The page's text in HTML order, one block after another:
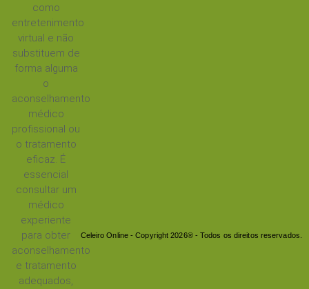
como
entretenimento
virtual e não
substituem de
forma alguma
o
aconselhamento
médico
profissional ou
o tratamento
eficaz. É
essencial
consultar um
médico
experiente
para obter
aconselhamento
e tratamento
adequados,
Celeiro Online - Copyright 2026® - Todos os direitos reservados.